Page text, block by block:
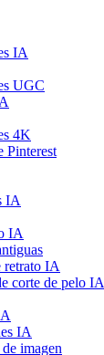
IA
UGC
4K
Pinterest
IA
IA
retrato IA
corte de pelo IA
IA
imagen